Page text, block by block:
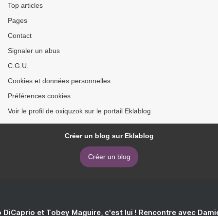
Top articles
Pages
Contact
Signaler un abus
C.G.U.
Cookies et données personnelles
Préférences cookies
Voir le profil de oxiquzok sur le portail Eklablog
Créer un blog sur Eklablog
Créer un blog
DiCaprio et Tobey Maguire, c'est lui ! Rencontre avec